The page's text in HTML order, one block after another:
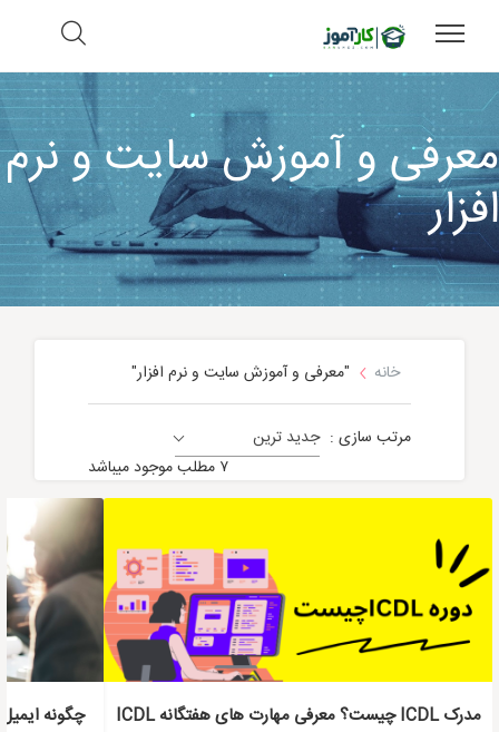
معرفی و آموزش سایت و نرم
افزار
خانه "معرفی و آموزش سایت و نرم افزار"
مرتب سازی : جدید ترین
۷ مطلب موجود میباشد
معرفی و آموزش سایت و نرم افزار
مدرک ICDL چیست؟ معرفی مهارت های هفتگانه ICDL چگونه‌